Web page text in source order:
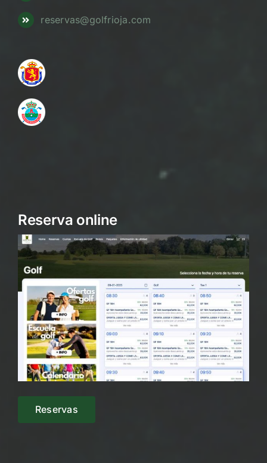
reservas@golfrioja.com
Reserva online
Reservas